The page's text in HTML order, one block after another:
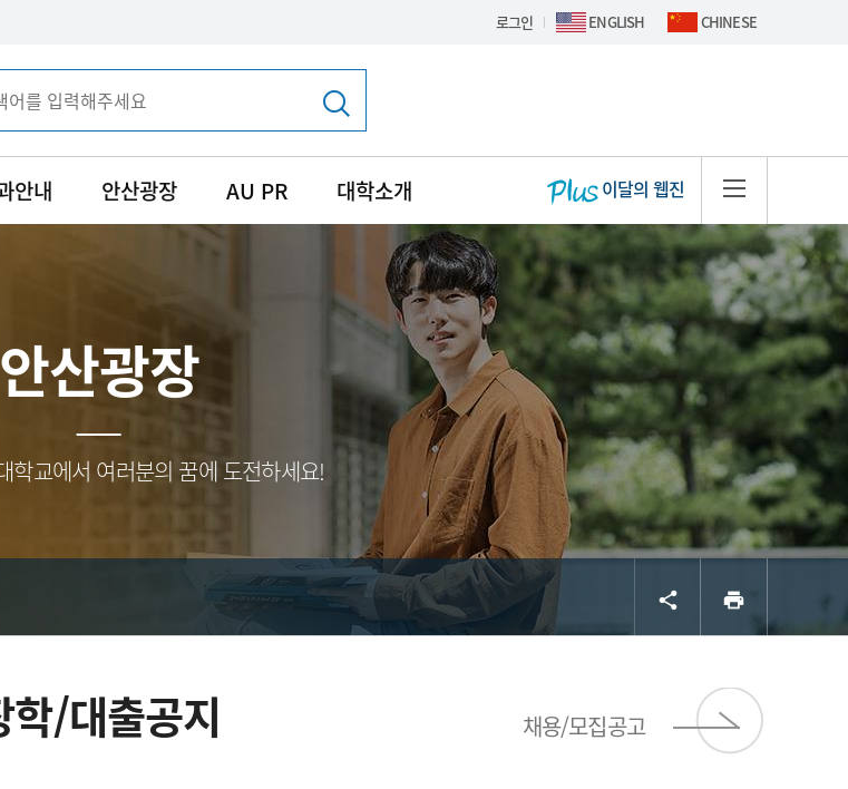
로그인 ENGLISH CHINESE
안내 안산광장 AU PR 대학소개 이달의 웹진 사이트맵
안산광장
학교에서 여러분의 꿈에 도전하세요!
서브
share print
학/대출공지 채용/모집공고